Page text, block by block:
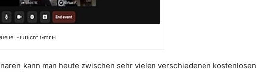
Flutlicht GmbH
kann man heute zwischen sehr vielen verschiedenen kostenlosen